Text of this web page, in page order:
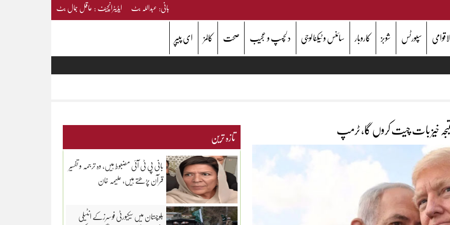
بانی: عبداللہ بٹ ایڈیٹرانچیف : عاقل جمال بٹ
سپورٹس شوبز کاروبار سائنس و ٹیکنالوجی دلچسپ و عجیب صحت کالمز ای پیپر
خیز بات چیت کروں گا، ٹرمپ تازہ ترین
بانی پی ٹی آئی مضبوط ہیں، وہ ترجمہ و تفسیر
قرآن پڑھتے ہیں، علیمہ خان
بلوچستان میں سیکیورٹی فوسرزکے انٹیلی